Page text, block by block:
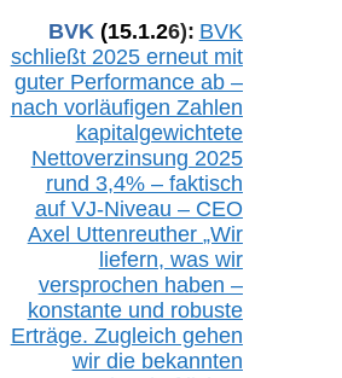
BVK (15.1.26): BVK
schließt 2025 erneut mit
guter Performance ab –
nach vorläufigen Zahlen
kapitalgewichtete
Nettoverzinsung 2025
rund 3,4% – faktisch
auf VJ-Niveau – CEO
Axel Uttenreuther „Wir
liefern, was wir
versprochen haben –
konstante und robuste
Erträge. Zugleich gehen
wir die bekannten